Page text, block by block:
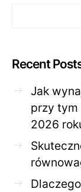
Recent
Jak
przy tym
2026